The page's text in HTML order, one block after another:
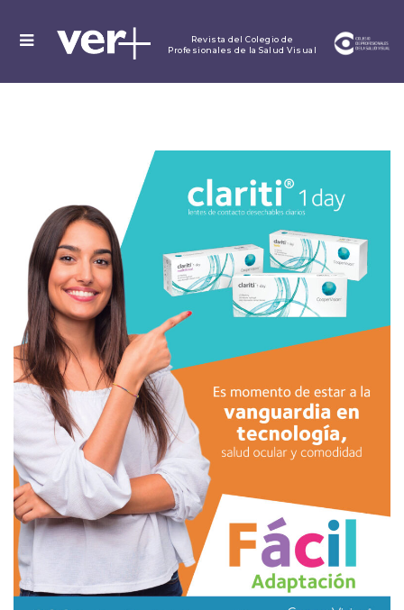
MENU
Revista del Colegio de
Profesionales de la Salud Visual